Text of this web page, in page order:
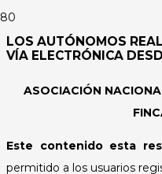
LOS AUTÓNOMOS
VÍA ELECTRÓNICA
ASOCIACIÓN
Este contenido esta
permitido a los usuarios